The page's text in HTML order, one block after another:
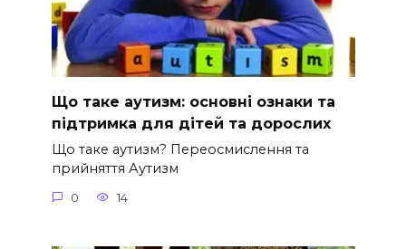
Що таке аутизм: основні ознаки та
підтримка для дітей та дорослих
Що таке аутизм? Переосмислення та
прийняття Аутизм
0 14